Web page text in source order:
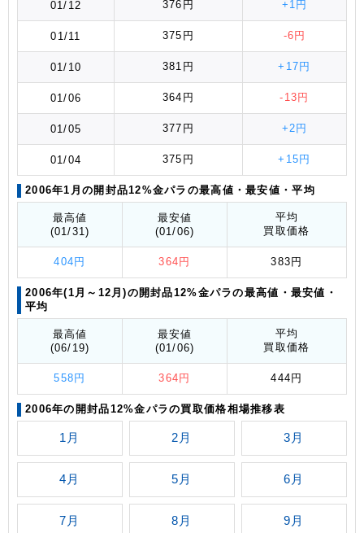
01/12 376円 +1円
01/11 375円 -6円
01/10 381円 +17円
01/06 364円 -13円
01/05 377円 +2円
01/04 375円 +15円
2006年1月の開封品12%金パラの最高値 ・最安値 ・平均
最高値
(01/31)
最安値
(01/06)
平均
買取価格
404円 364円 383円
2006年(1月～12月)の開封品12%金パラの最高値 ・最安値 ・
平均
最高値
(06/19)
最安値
(01/06)
平均
買取価格
558円 364円 444円
2006年の開封品12%金パラの買取価格相場推移表
1月 2月 3月
4月 5月 6月
7月 8月 9月